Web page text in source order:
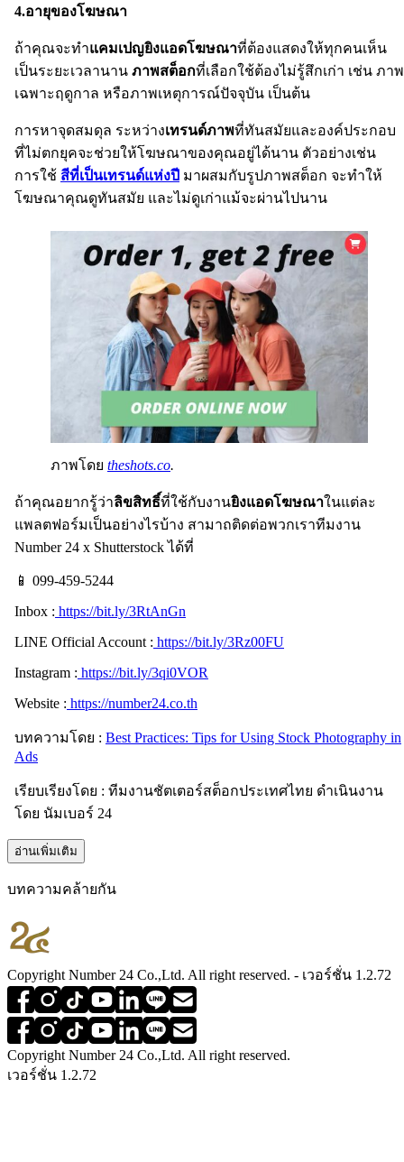
4.อายุของโฆษณา
ถ้าคุณจะทำแคมเปญยิงแอดโฆษณาที่ต้องแสดงให้ทุกคนเห็น
เป็นระยะเวลานาน ภาพสต็อกที่เลือกใช้ต้องไม่รู้สึกเก่า เช่น ภาพ
เฉพาะฤดูกาล หรือภาพเหตุการณ์ปัจจุบัน เป็นต้น
การหาจุดสมดุล ระหว่างเทรนด์ภาพที่ทันสมัยและองค์ประกอบ
ที่ไม่ตกยุคจะช่วยให้โฆษณาของคุณอยู่ได้นาน ตัวอย่างเช่น
การใช้ สีที่เป็นเทรนด์แห่งปี มาผสมกับรูปภาพสต็อก จะทำให้
โฆษณาคุณดูทันสมัย และไม่ดูเก่าแม้จะผ่านไปนาน
ภาพโดย theshots.co.
ถ้าคุณอยากรู้ว่าลิขสิทธิ์ที่ใช้กับงานยิงแอดโฆษณาในแต่ละ
แพลตฟอร์มเป็นอย่างไรบ้าง สามาถติดต่อพวกเราทีมงาน
Number 24 x Shutterstock ได้ที่
📱 099-459-5244
Inbox : https://bit.ly/3RtAnGn
LINE Official Account : https://bit.ly/3Rz00FU
Instagram : https://bit.ly/3qi0VOR
Website : https://number24.co.th
บทความโดย : Best Practices: Tips for Using Stock Photography in
Ads
เรียบเรียงโดย : ทีมงานชัตเตอร์สต็อกประเทศไทย ดำเนินงาน
โดย นัมเบอร์ 24
อ่านเพิ่มเติม
บทความคล้ายกัน
Copyright Number 24 Co.,Ltd. All right reserved. - เวอร์ชั่น 1.2.72
Copyright Number 24 Co.,Ltd. All right reserved.
เวอร์ชั่น 1.2.72